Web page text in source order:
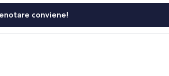
conviene!